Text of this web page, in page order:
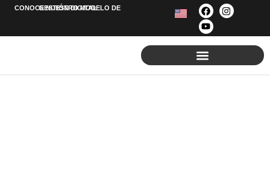
CONOCE NUESTRO MODELO DE
GESTIÓNDIGITAL